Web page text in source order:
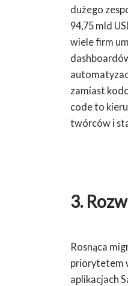
dużego
94,75 mld
wiele firm
zamiast
code to
twórców i
3.
Rosnąca
priorytetem
aplikacjach